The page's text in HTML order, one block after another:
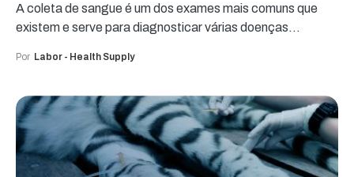
A coleta de sangue é um dos exames mais comuns que
existem e serve para diagnosticar várias doenças…
Por Labor - Health Supply